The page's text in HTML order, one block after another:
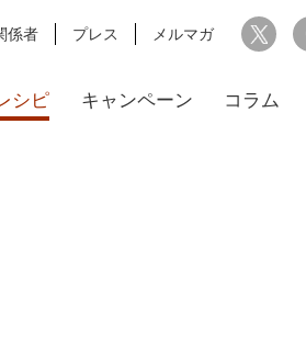
係者 プレス メルマガ
シピ キャンペーン コラム